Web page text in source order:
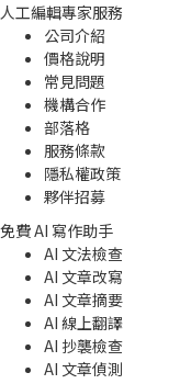
人工編輯專家服務
公司介紹
價格說明
常見問題
機構合作
部落格
服務條款
隱私權政策
夥伴招募
免費 AI 寫作助手
AI 文法檢查
AI 文章改寫
AI 文章摘要
AI 線上翻譯
AI 抄襲檢查
AI 文章偵測